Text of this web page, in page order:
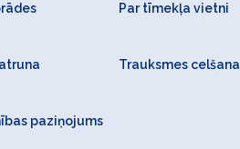
Par tīmekļa vietni
Trauksmes celšana
paziņojums